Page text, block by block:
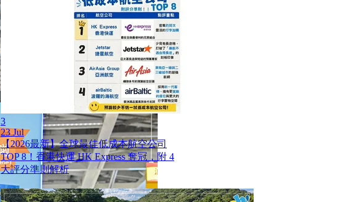
3
23 Jul
【2026最新】全球最佳低成本航空公司
TOP 8！香港快運 HK Express 奪冠，附 4
大評分準則解析